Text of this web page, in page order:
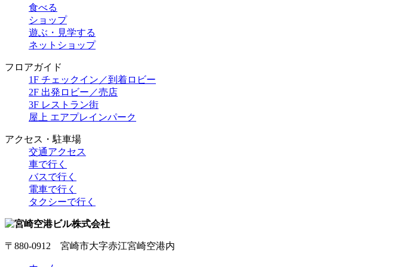
食べる
ショップ
遊ぶ・見学する
ネットショップ
フロアガイド
1F チェックイン／到着ロビー
2F 出発ロビー／売店
3F レストラン街
屋上 エアプレインパーク
アクセス・駐車場
交通アクセス
車で行く
バスで行く
電車で行く
タクシーで行く
〒880-0912 宮崎市大字赤江宮崎空港内